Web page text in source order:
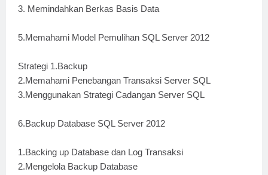
3. Memindahkan Berkas Basis Data
5.Memahami Model Pemulihan SQL Server 2012
Strategi 1.Backup
2.Memahami Penebangan Transaksi Server SQL
3.Menggunakan Strategi Cadangan Server SQL
6.Backup Database SQL Server 2012
1.Backing up Database dan Log Transaksi
2.Mengelola Backup Database